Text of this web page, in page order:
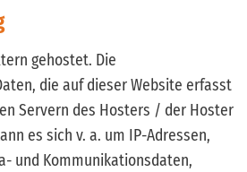
gehostet. Die
die auf dieser Website erfasst
Servern des Hosters / der Hoster
es sich v. a. um IP-Adressen,
und Kommunikationsdaten,